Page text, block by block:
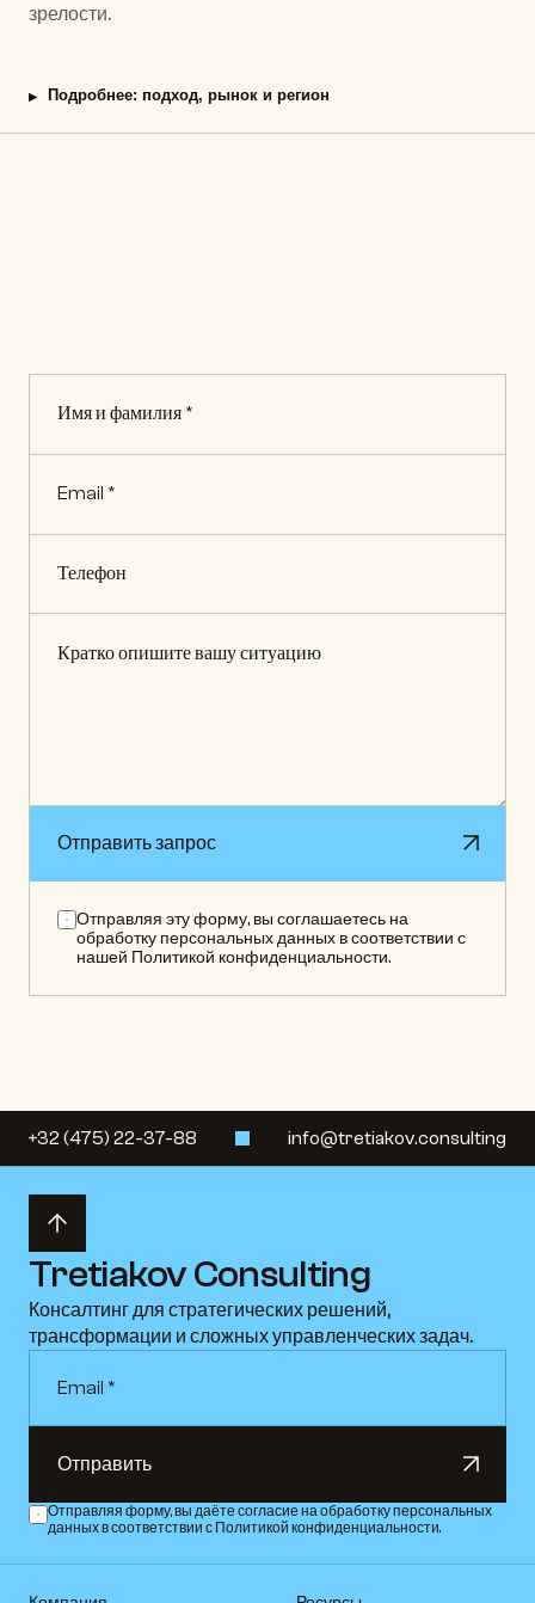
зрелости.
Подробнее: подход, рынок и регион
Отправляя эту форму, вы соглашаетесь на
обработку персональных данных в соответствии с
нашей Политикой конфиденциальности.
Отправить запрос
info@tretiakov.consulting
+32 (475) 22-37-88
Tretiakov Consulting
Консалтинг для стратегических решений,
трансформации и сложных управленческих задач.
Отправить
Отправляя форму, вы даёте согласие на обработку персональных
данных в соответствии с Политикой конфиденциальности.